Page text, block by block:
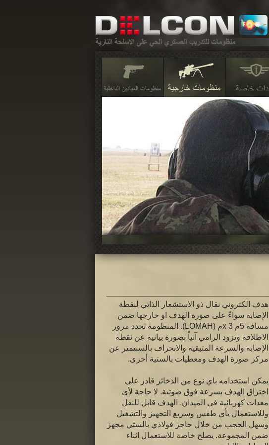
هدف الكتروني نقال ذو الاستشعار الذاتي لنقطة
الإصابة سواءً على صورة الهدف او خارجها ضمن
مسافة 5م x 3م (LOMAH). المنظومة تحدد مرور
الاطلاقة وتزود الرامي آنياً بصورة بيانية عن نقطة
الإصابة والسرعة المتبقية والانحراف بالسنتمتر عن
مركز صورة الهدف ومعطيات بالستية أخرى.
يمكن استخدامه باي نوع من الذخائر قادر على
اختراق الهدف بسرعة فوق صوتية. لا حاجة لأي
معدات كهربائية في الميدان. الهدف قابل للنقل
وللاستعمال بأي طقس وسريع التجهيز والتشغيل
وسهل الحجب من خلال حاجز فولاذي بالستي مجهز
ضمن المجموعة. يصلح خاصة للاستعمال اثناء